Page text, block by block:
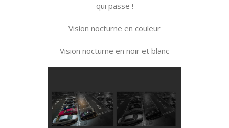
qui passe !
Vision nocturne en couleur
Vision nocturne en noir et blanc